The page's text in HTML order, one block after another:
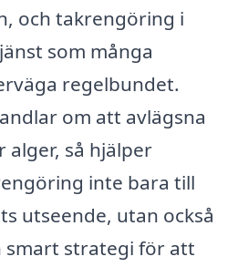
och takrengöring i
som många
regelbundet.
om att avlägsna
alger, så hjälper
inte bara till
utseende, utan också
smart strategi för att